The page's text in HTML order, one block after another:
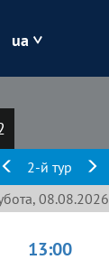
ua
2-й тур
08.08.2026
13:00